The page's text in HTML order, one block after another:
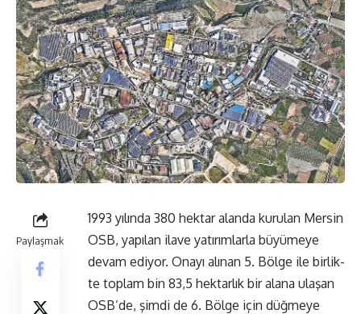
Paylaşmak
1993 yılında 380 hektar alanda kurulan Mersin
OSB, yapılan ilave yatırım­larla büyümeye
devam ediyor. Onayı alınan 5. Bölge ile birlik­
te toplam bin 83,5 hektarlık bir alana ulaşan
OSB’de, şimdi de 6. Bölge için düğmeye